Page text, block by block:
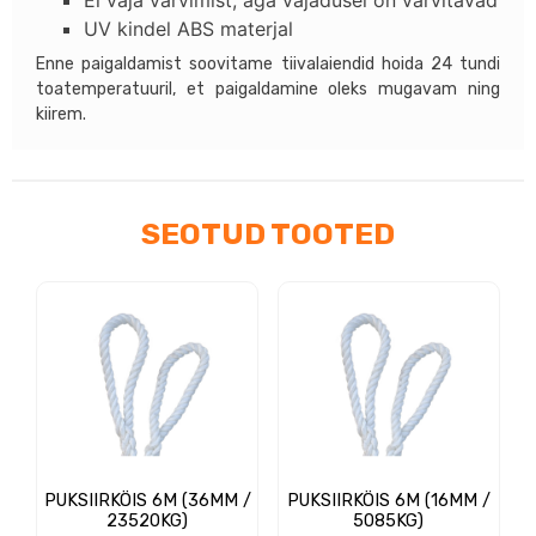
kogus
UV kindel ABS materjal
Enne paigaldamist soovitame tiivalaiendid hoida 24 tundi
toatemperatuuril, et paigaldamine oleks mugavam ning
kiirem.
SEOTUD TOOTED
PUKSIIRKÖIS 6M (36MM /
23520KG)
PUKSIIRKÖIS 6M (16MM /
5085KG)